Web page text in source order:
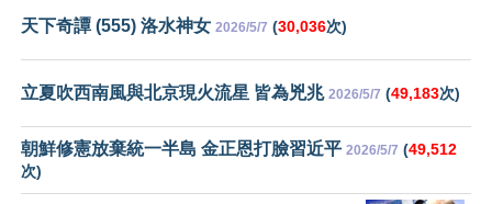
天下奇譚 (555) 洛水神女 2026/5/7 (30,036次)
立夏吹西南風與北京現火流星 皆為兇兆 2026/5/7 (49,183次)
朝鮮修憲放棄統一半島 金正恩打臉習近平 2026/5/7 (49,512
次)